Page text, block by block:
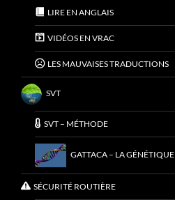
LIRE EN ANGLAIS
VIDÉOS EN VRAC
LES MAUVAISES TRADUCTIONS
SVT
SVT – MÉTHODE
GATTACA – LA GÉNÉTIQUE
SÉCURITÉ ROUTIÈRE